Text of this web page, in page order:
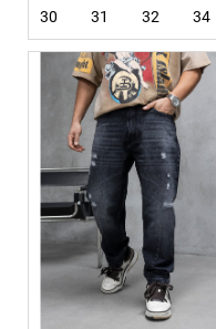
30 31 32 34